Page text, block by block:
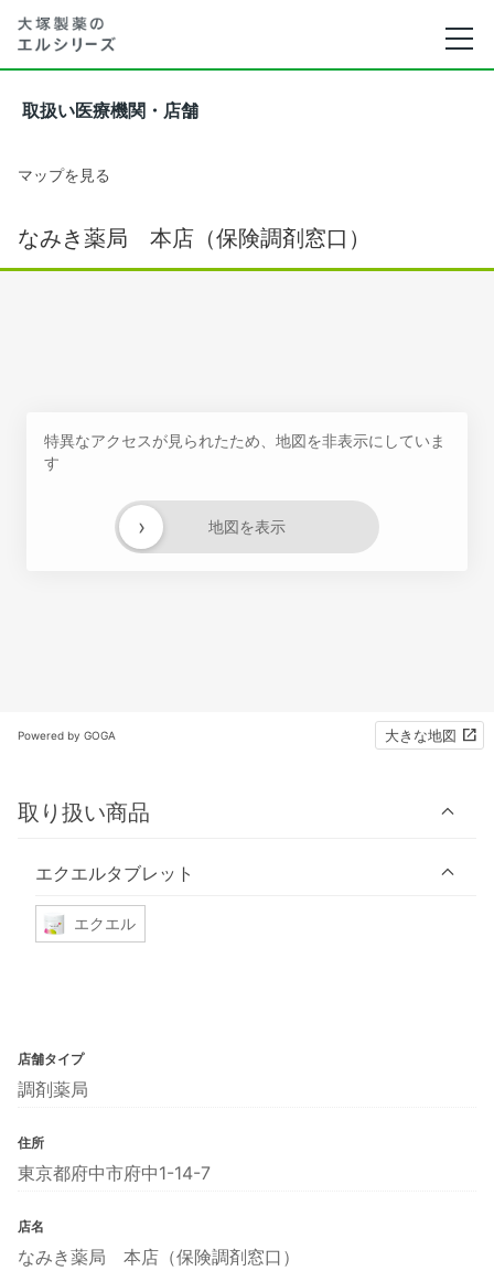
取扱い医療機関・店舗
マップを見る
なみき薬局 本店（保険調剤窓口）
特異なアクセスが見られたため、地図を非表示にしていま
す
地図を表示
›
Powered by GOGA 大きな地図
取り扱い商品
エクエルタブレット
エクエル
店舗タイプ
調剤薬局
住所
東京都府中市府中1-14-7
店名
なみき薬局 本店（保険調剤窓口）